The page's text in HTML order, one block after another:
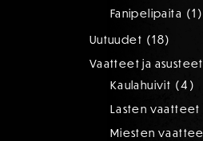
Fanipelipaita 1 1
Uutuudet 1818
Vaatteet ja asusteet
Kaulahuivit 4 4
Lasten vaatteet
Miesten